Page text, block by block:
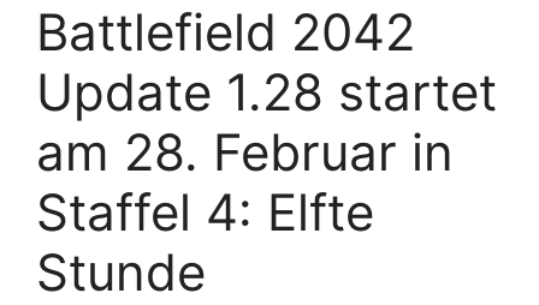
Battlefield 2042
Update 1.28 startet
am 28. Februar in
Staffel 4: Elfte
Stunde